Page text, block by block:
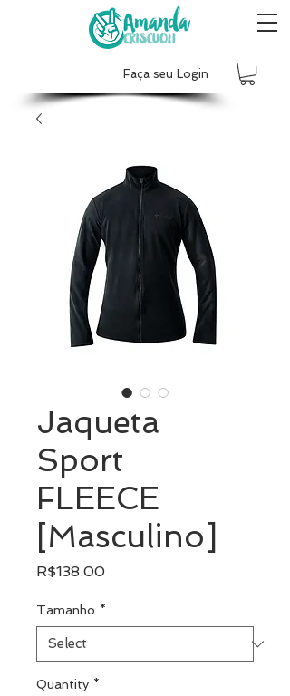
Faça seu Login
Jaqueta
Sport
FLEECE
[Masculino]
R$138.00Price
Tamanho *
Quantity *